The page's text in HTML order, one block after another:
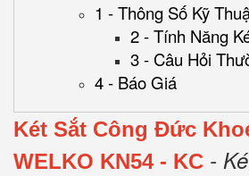
1 - Thông Số Kỹ
2 - Tính Năng
3 - Câu Hỏi
4 - Báo Giá
Két Sắt Công Đức
WELKO KN54 - KC -